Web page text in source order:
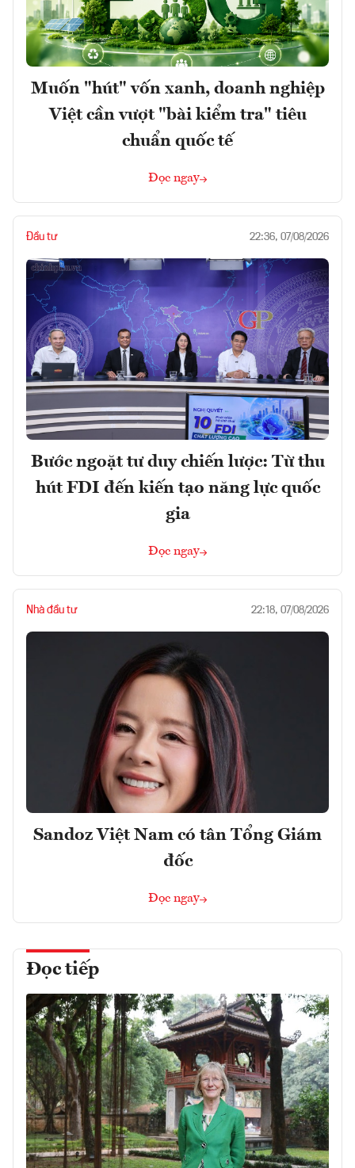
Muốn "hút" vốn xanh, doanh nghiệp
Việt cần vượt "bài kiểm tra" tiêu
chuẩn quốc tế
Đọc ngay
Đầu tư 22:36, 07/08/2026
Bước ngoặt tư duy chiến lược: Từ thu
hút FDI đến kiến tạo năng lực quốc
gia
Đọc ngay
Nhà đầu tư 22:18, 07/08/2026
Sandoz Việt Nam có tân Tổng Giám
đốc
Đọc ngay
Đọc tiếp